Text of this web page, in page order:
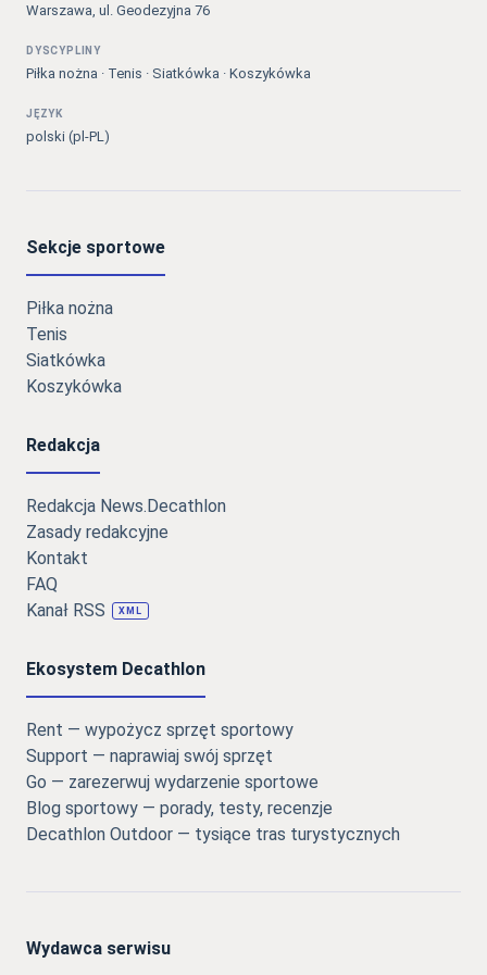
Warszawa, ul. Geodezyjna 76
DYSCYPLINY
Piłka nożna · Tenis · Siatkówka · Koszykówka
JĘZYK
polski (pl-PL)
Sekcje sportowe
Piłka nożna
Tenis
Siatkówka
Koszykówka
Redakcja
Redakcja News.Decathlon
Zasady redakcyjne
Kontakt
FAQ
Kanał RSS
XML
Ekosystem Decathlon
Rent — wypożycz sprzęt sportowy
Support — naprawiaj swój sprzęt
Go — zarezerwuj wydarzenie sportowe
Blog sportowy — porady, testy, recenzje
Decathlon Outdoor — tysiące tras turystycznych
Wydawca serwisu